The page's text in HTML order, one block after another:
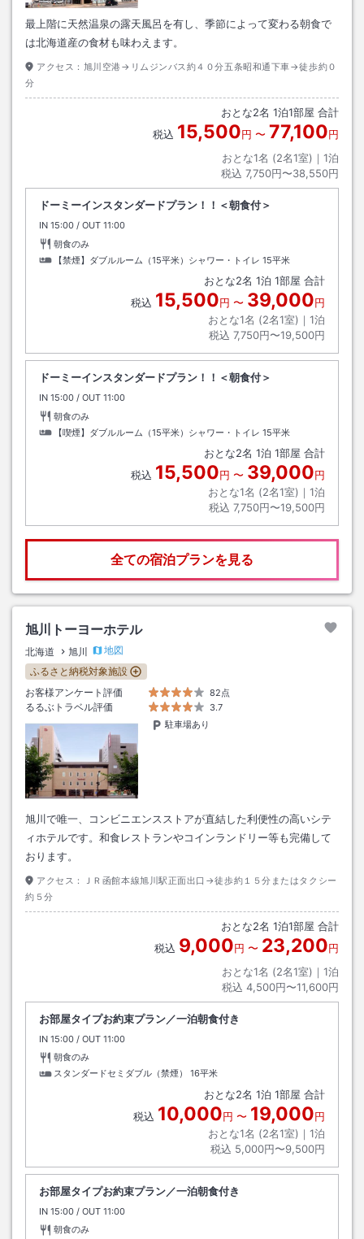
最上階に天然温泉の露天風呂を有し、季節によって変わる朝食で
は北海道産の食材も味わえます。
アクセス： 旭川空港→リムジンバス約４０分五条昭和通下車→徒歩約０
分
おとな2名 1泊1部屋 合計
税込 15,500円 〜 77,100円
おとな1名 (2名1室)｜ 1泊
税込 7,750円〜38,550円
ドーミーインスタンダードプラン！！＜朝食付＞
IN チェックイン
15:00 / OUT チェックアウト
11:00
朝食のみ
【禁煙】ダブルルーム（15平米）シャワー・トイレ 15平米
おとな2名 1泊 1部屋 合計
税込 15,500円 〜 39,000円
おとな1名 (2名1室)｜ 1泊
税込 7,750円〜19,500円
ドーミーインスタンダードプラン！！＜朝食付＞
IN チェックイン
15:00 / OUT チェックアウト
11:00
朝食のみ
【喫煙】ダブルルーム（15平米）シャワー・トイレ 15平米
おとな2名 1泊 1部屋 合計
税込 15,500円 〜 39,000円
おとな1名 (2名1室)｜ 1泊
税込 7,750円〜19,500円
全ての宿泊プランを見る
旭川トーヨーホテル
北海道 旭川
地図
ふるさと納税対象施設
お客様アンケート評価
82点
るるぶトラベル評価
3.7
駐車場あり
旭川で唯一、コンビニエンスストアが直結した利便性の高いシテ
ィホテルです。和食レストランやコインランドリー等も完備して
おります。
アクセス：
ＪＲ函館本線旭川駅正面出口→徒歩約１５分またはタクシー
約５分
おとな2名 1泊1部屋 合計
税込 9,000円 〜 23,200円
おとな1名 (2名1室)｜ 1泊
税込 4,500円〜11,600円
お部屋タイプお約束プラン／一泊朝食付き
IN チェックイン
15:00 / OUT チェックアウト
11:00
朝食のみ
スタンダードセミダブル（禁煙）
16平米
おとな2名 1泊 1部屋 合計
税込 10,000円 〜 19,000円
おとな1名 (2名1室)｜ 1泊
税込 5,000円〜9,500円
お部屋タイプお約束プラン／一泊朝食付き
IN チェックイン
15:00 / OUT チェックアウト
11:00
朝食のみ